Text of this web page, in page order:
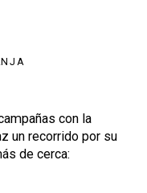
con la
un recorrido por su
de cerca: